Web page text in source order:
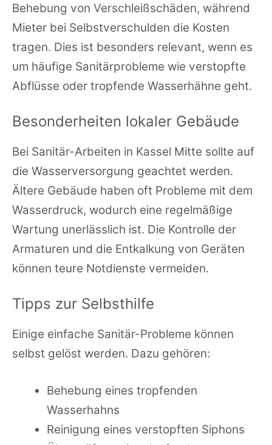
Behebung von Verschleißschäden, während
Mieter bei Selbstverschulden die Kosten
tragen. Dies ist besonders relevant, wenn es
um häufige Sanitärprobleme wie verstopfte
Abflüsse oder tropfende Wasserhähne geht.
Besonderheiten lokaler Gebäude
Bei Sanitär-Arbeiten in Kassel Mitte sollte auf
die Wasserversorgung geachtet werden.
Ältere Gebäude haben oft Probleme mit dem
Wasserdruck, wodurch eine regelmäßige
Wartung unerlässlich ist. Die Kontrolle der
Armaturen und die Entkalkung von Geräten
können teure Notdienste vermeiden.
Tipps zur Selbsthilfe
Einige einfache Sanitär-Probleme können
selbst gelöst werden. Dazu gehören:
Behebung eines tropfenden
Wasserhahns
Reinigung eines verstopften Siphons